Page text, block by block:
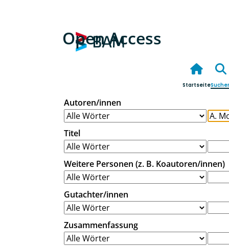
Open Access
Startseite
Autoren/innen
Titel
Weitere Personen (z. B. Koautoren/innen)
Gutachter/innen
Zusammenfassung